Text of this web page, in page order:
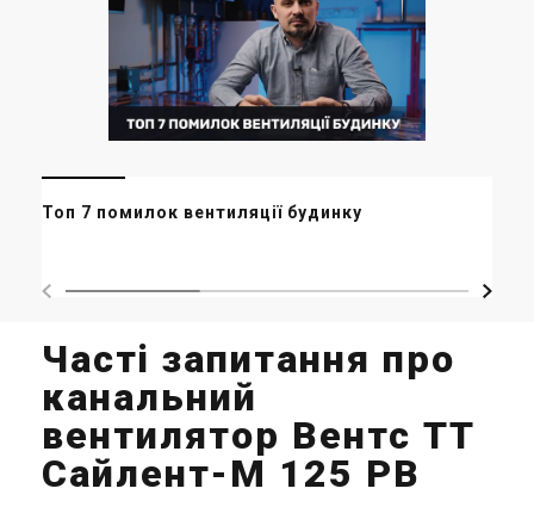
Топ 7 помилок вентиляції будинку
Часті запитання про
канальний
вентилятор Вентс ТТ
Сайлент-М 125 РВ